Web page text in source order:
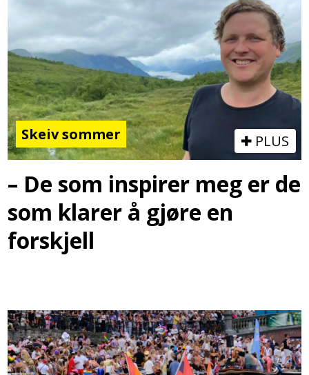
Skeiv sommer PLUS
– De som inspirer meg er de
som klarer å gjøre en
forskjell